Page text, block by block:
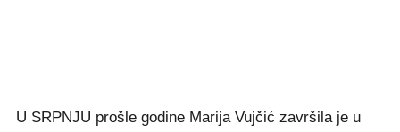
U SRPNJU prošle godine Marija Vujčić završila je u